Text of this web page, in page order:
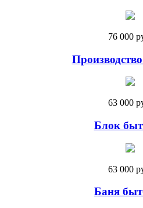
76 000
63 000
Блок
63 000
Баня